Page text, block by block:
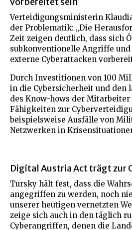
Verteidigungsministerin
der Problematik: „Die
Zeit zeigen deutlich, dass sich
subkonventionelle Angriffe
externe Cyberattacken
Durch Investitionen von 100
in die Cybersicherheit und den
des Know-hows der
Fähigkeiten zur
beispielsweise Ausfälle von
Netzwerken in
Digital Austria Act trägt zur
Tursky hält fest, dass die
angegriffen zu werden, noch
unserer heutigen vernetzten
zeige sich auch in den täglich
Cyberangriffen, denen die